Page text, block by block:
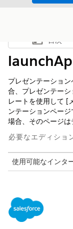
目次を表
目次
プレゼンテーショ
合、プレゼンテー
レートを使用して [
ンテーションペー
場合、そのページは
必要なエディショ
使用可能なインタ
Sciences
Enterprise